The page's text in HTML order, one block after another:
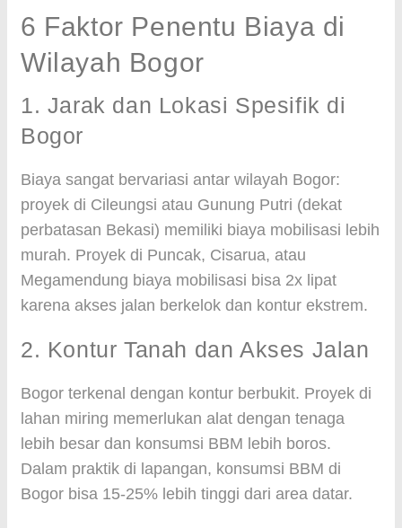
6 Faktor Penentu Biaya di
Wilayah Bogor
1. Jarak dan Lokasi Spesifik di
Bogor
Biaya sangat bervariasi antar wilayah Bogor:
proyek di Cileungsi atau Gunung Putri (dekat
perbatasan Bekasi) memiliki biaya mobilisasi lebih
murah. Proyek di Puncak, Cisarua, atau
Megamendung biaya mobilisasi bisa 2x lipat
karena akses jalan berkelok dan kontur ekstrem.
2. Kontur Tanah dan Akses Jalan
Bogor terkenal dengan kontur berbukit. Proyek di
lahan miring memerlukan alat dengan tenaga
lebih besar dan konsumsi BBM lebih boros.
Dalam praktik di lapangan, konsumsi BBM di
Bogor bisa 15-25% lebih tinggi dari area datar.